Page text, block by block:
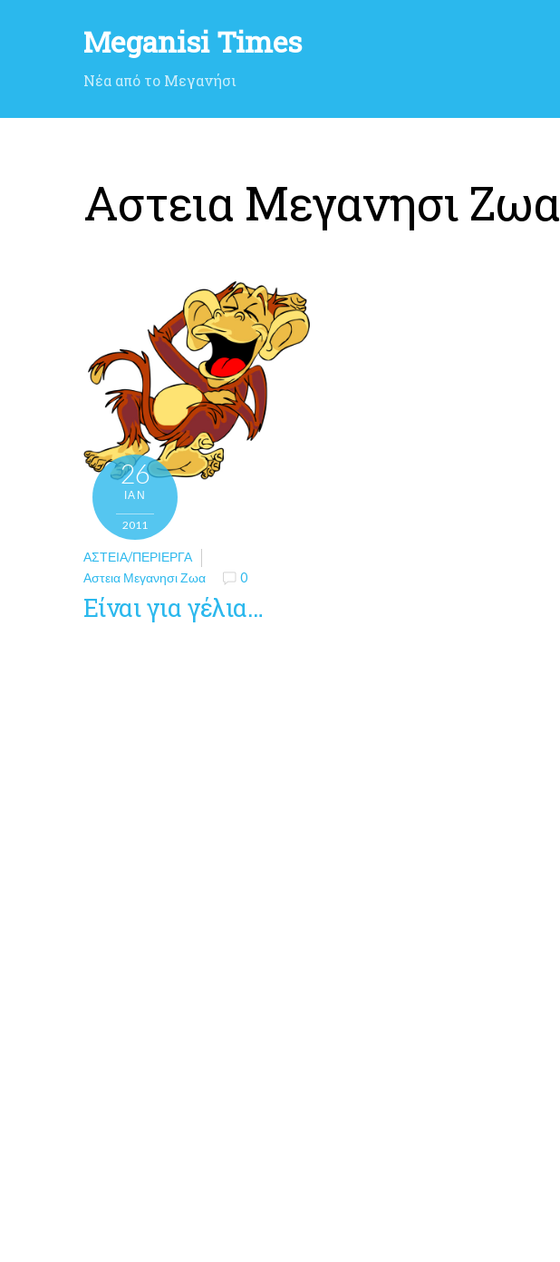
Meganisi Times
Νέα από το Μεγανήσι
Αστεια Μεγανησι Ζωα
26
ΙΑΝ
2011
ΑΣΤΕΊΑ/ΠΕΡΊΕΡΓΑ
Αστεια Μεγανησι Ζωα
0
Είναι για γέλια…